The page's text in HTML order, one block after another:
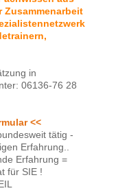
Zusammenarbeit
in
06136-76 28
<<
tätig -
Erfahrung..
Erfahrung =
für SIE !